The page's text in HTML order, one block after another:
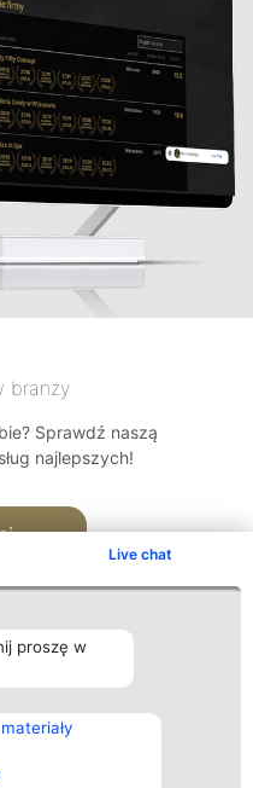
Live chat
proszę w
branży
Sprawdź naszą
najlepszych!
Kontakt
Kontakt